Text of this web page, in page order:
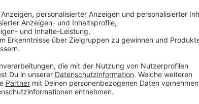
Anzeige
Parken in Schleiden soll kostenlos bleiben -
Anzeige